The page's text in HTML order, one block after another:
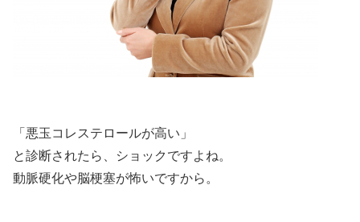
「悪玉コレステロールが高い」
と診断されたら、ショックですよね。
動脈硬化や脳梗塞が怖いですから。